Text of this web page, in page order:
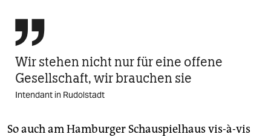

Wir stehen nicht nur für eine offene
Gesellschaft, wir brauchen sie
Intendant in Rudolstadt
So auch am Hamburger Schauspielhaus vis-à-vis